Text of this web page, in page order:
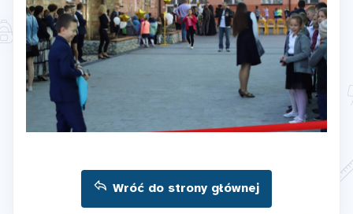
Wróć do strony głównej